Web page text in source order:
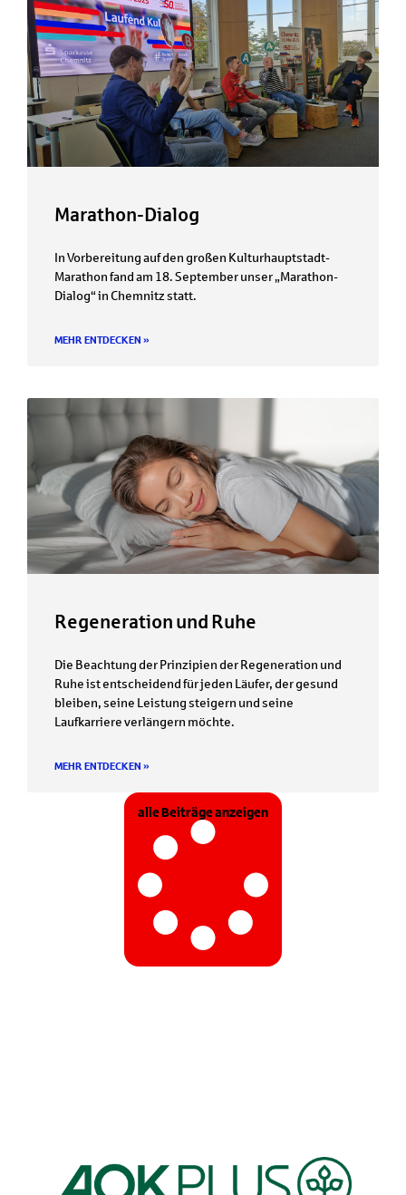
Marathon-Dialog
In Vorbereitung auf den großen Kulturhauptstadt-
Marathon fand am 18. September unser „Marathon-
Dialog“ in Chemnitz statt.
MEHR ENTDECKEN »
Regeneration und Ruhe
Die Beachtung der Prinzipien der Regeneration und
Ruhe ist entscheidend für jeden Läufer, der gesund
bleiben, seine Leistung steigern und seine
Laufkarriere verlängern möchte.
MEHR ENTDECKEN »
alle Beiträge anzeigen